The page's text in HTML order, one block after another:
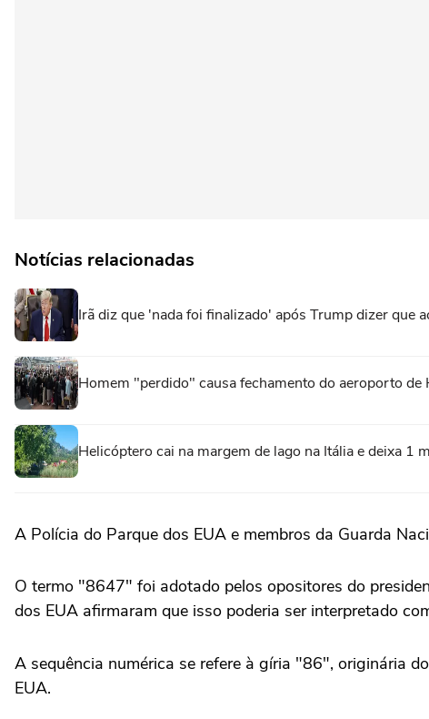
Notícias relacionadas
Irã diz que 'nada foi finalizado' após Trump dizer que
Homem "perdido" causa fechamento do aeroporto de
Helicóptero cai na margem de lago na Itália e deixa 1
A Polícia do Parque dos ‌EUA e membros da Guarda
O termo "8647" foi adotado pelos opositores ⁠do
dos EUA afirmaram que isso poderia ser interpretado
A sequência numérica se refere à gíria "86", originária
EUA.